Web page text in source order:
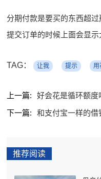
分期付款是要买的东西超
提交订单的时候上面会显
TAG： 让我 提示 用
上一篇:
好会花是循环额
下一篇:
和支付宝一样的
推荐阅读